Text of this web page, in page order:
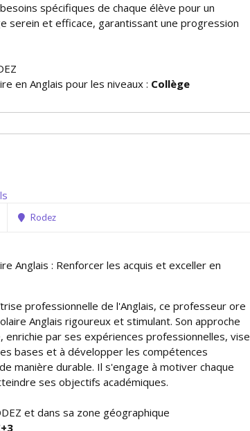
spécifiques de chaque élève pour un
serein et efficace, garantissant une progression
en Anglais pour les niveaux : Collège
Rodez
Anglais : Renforcer les acquis et exceller en
professionnelle de l'Anglais, ce professeur offre
Anglais rigoureux et stimulant. Son approche
enrichie par ses expériences professionnelles, vise
bases et à développer les compétences
manière durable. Il s'engage à motiver chaque
ses objectifs académiques.
et dans sa zone géographique